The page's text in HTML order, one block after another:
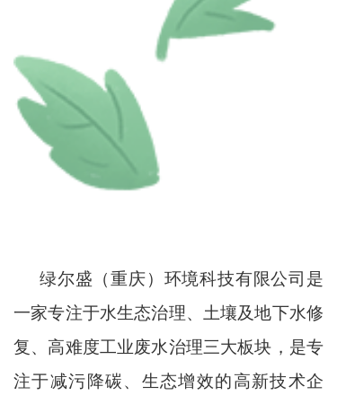
绿尔盛（重庆）环境科技有限公司是
一家专注于水生态治理、土壤及地下水修
复、高难度工业废水治理三大板块，是专
注于减污降碳、生态增效的高新技术企